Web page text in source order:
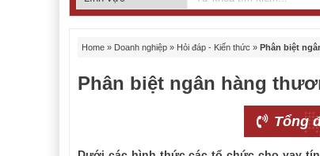
Home » Doanh nghiệp » Hỏi đáp - Kiến thức » Phân biệt
Phân biệt ngân hàng
Tổng